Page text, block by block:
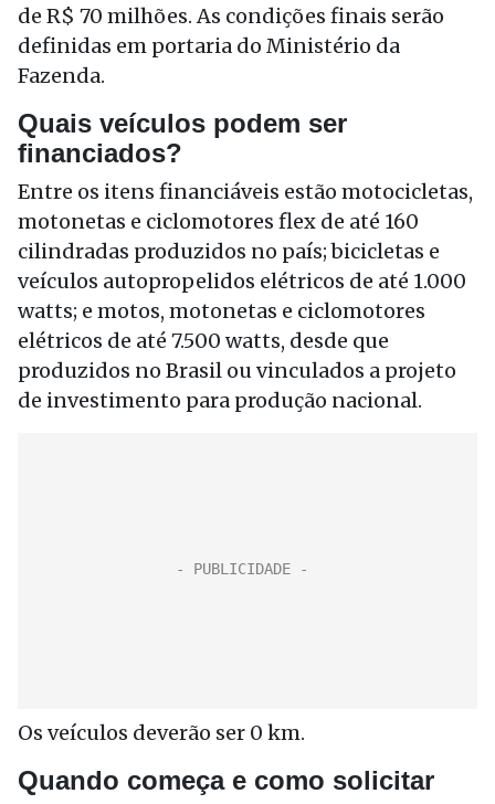
de R$ 70 milhões. As condições finais serão
definidas em portaria do Ministério da
Fazenda.
Quais veículos podem ser
financiados?
Entre os itens financiáveis estão motocicletas,
motonetas e ciclomotores flex de até 160
cilindradas produzidos no país; bicicletas e
veículos autopropelidos elétricos de até 1.000
watts; e motos, motonetas e ciclomotores
elétricos de até 7.500 watts, desde que
produzidos no Brasil ou vinculados a projeto
de investimento para produção nacional.
Os veículos deverão ser 0 km.
Quando começa e como solicitar